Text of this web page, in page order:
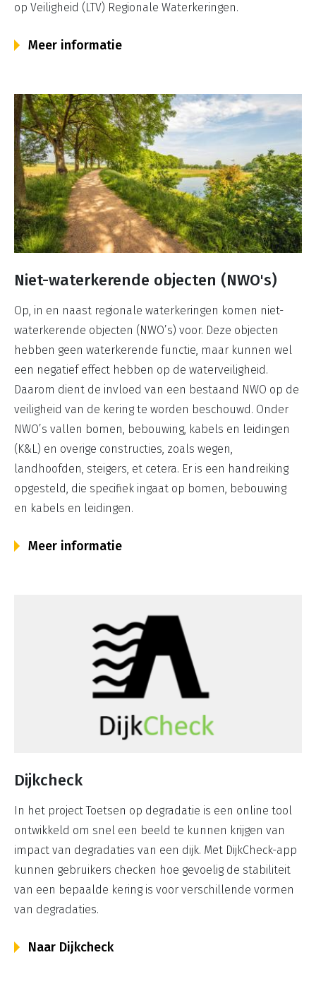
op Veiligheid (LTV) Regionale Waterkeringen.
Meer informatie
Niet-waterkerende objecten (NWO's)
Op, in en naast regionale waterkeringen komen niet-
waterkerende objecten (NWO’s) voor. Deze objecten
hebben geen waterkerende functie, maar kunnen wel
een negatief effect hebben op de waterveiligheid.
Daarom dient de invloed van een bestaand NWO op de
veiligheid van de kering te worden beschouwd. Onder
NWO’s vallen bomen, bebouwing, kabels en leidingen
(K&L) en overige constructies, zoals wegen,
landhoofden, steigers, et cetera. Er is een handreiking
opgesteld, die specifiek ingaat op bomen, bebouwing
en kabels en leidingen.
Meer informatie
Dijkcheck
In het project Toetsen op degradatie is een online tool
ontwikkeld om snel een beeld te kunnen krijgen van
impact van degradaties van een dijk. Met DijkCheck-app
kunnen gebruikers checken hoe gevoelig de stabiliteit
van een bepaalde kering is voor verschillende vormen
van degradaties.
Naar Dijkcheck